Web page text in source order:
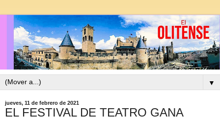
▼
jueves, 11 de febrero de 2021
EL FESTIVAL DE TEATRO GANA